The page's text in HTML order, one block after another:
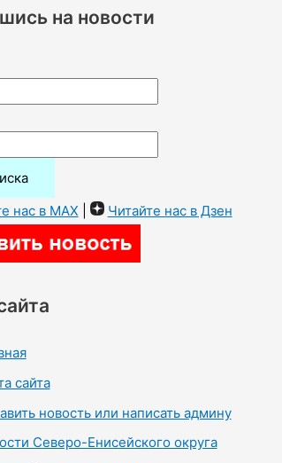
на новости
нас в MAX Читайте нас в Дзен
сайта
новость или написать админу
Северо-Енисейского округа